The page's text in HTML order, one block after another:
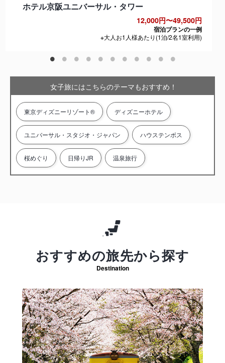
ホテル京阪ユニバーサル・タワー
12,000円〜49,500円
宿泊プランの一例
※大人お1人様あたり(1泊/2名1室利用)
女子旅にはこちらのテーマもおすすめ！
東京ディズニーリゾート® ディズニーホテル
ユニバーサル・スタジオ・ジャパン ハウステンボス
桜めぐり 日帰りJR 温泉旅行
おすすめの旅先から探す
Destination